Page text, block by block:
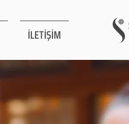
İLETİŞİM